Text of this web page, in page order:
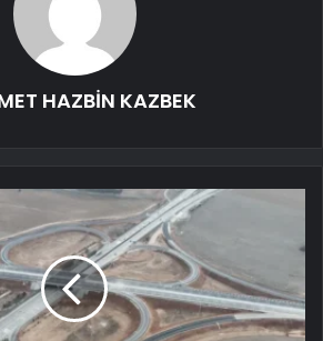
HAZBİN KAZBEK